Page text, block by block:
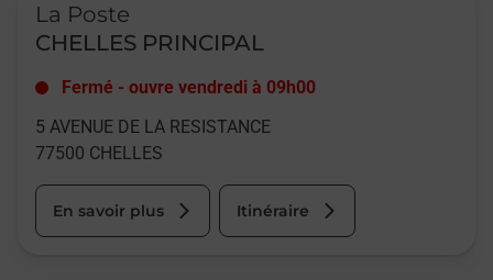
La Poste
CHELLES PRINCIPAL
Fermé - ouvre vendredi à 09h00
5 AVENUE DE LA RESISTANCE
77500 CHELLES
En savoir plus Itinéraire